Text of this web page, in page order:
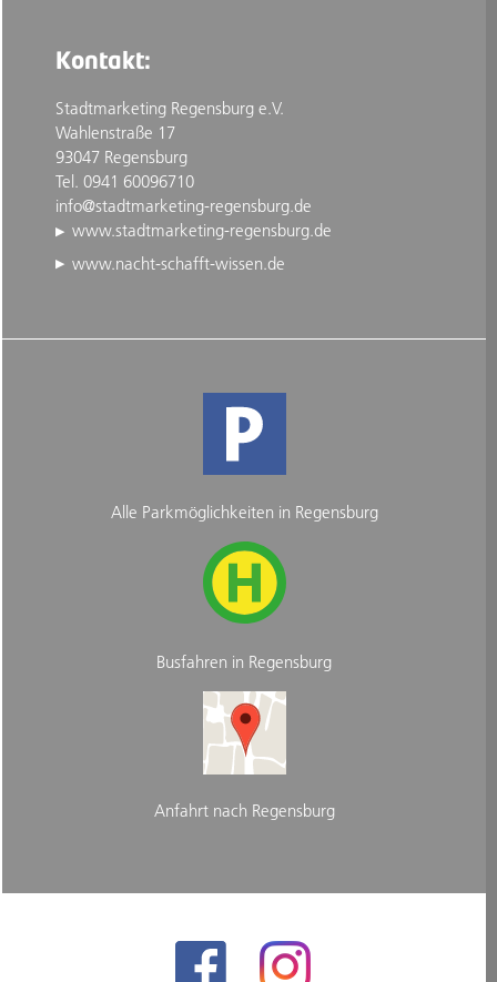
Kontakt:
Stadtmarketing Regensburg e.V.
Wahlenstraße 17
93047 Regensburg
Tel. 0941 60096710
info@stadtmarketing-regensburg.de
www.stadtmarketing-regensburg.de
www.nacht-schafft-wissen.de
Alle Parkmöglichkeiten in Regensburg
Busfahren in Regensburg
Anfahrt nach Regensburg